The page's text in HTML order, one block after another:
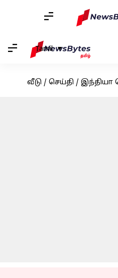
Tamil
வீடு / செய்தி / இந்தியா